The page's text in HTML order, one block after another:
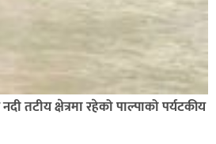
तटीय क्षेत्रमा रहेको पाल्पाको पर्यटकीय